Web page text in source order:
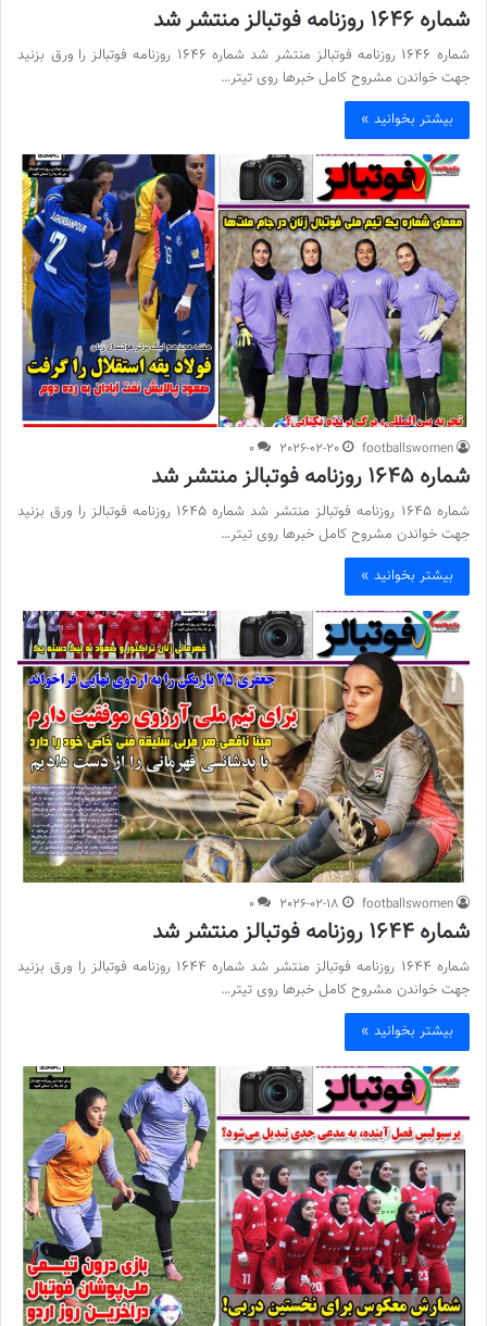
شماره 1646 روزنامه فوتبالز منتشر شد
شماره 1646 روزنامه فوتبالز منتشر شد شماره 1646 روزنامه فوتبالز را ورق بزنید
جهت خواندن مشروح کامل خبرها روی تیتر…
بیشتر بخوانید »
footballswomen
2026-02-20
0
شماره 1645 روزنامه فوتبالز منتشر شد
شماره 1645 روزنامه فوتبالز منتشر شد شماره 1645 روزنامه فوتبالز را ورق بزنید
جهت خواندن مشروح کامل خبرها روی تیتر…
بیشتر بخوانید »
footballswomen
2026-02-18
0
شماره 1644 روزنامه فوتبالز منتشر شد
شماره 1644 روزنامه فوتبالز منتشر شد شماره 1644 روزنامه فوتبالز را ورق بزنید
جهت خواندن مشروح کامل خبرها روی تیتر…
بیشتر بخوانید »